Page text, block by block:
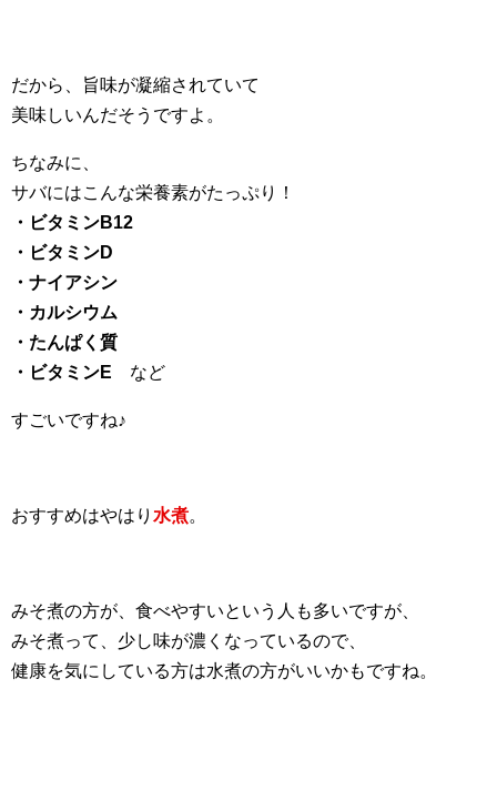
だから、旨味が凝縮されていて
美味しいんだそうですよ。
ちなみに、
サバにはこんな栄養素がたっぷり！
・ビタミンB12
・ビタミンD
・ナイアシン
・カルシウム
・たんぱく質
・ビタミンE など
すごいですね♪
おすすめはやはり 水煮。
みそ煮の方が、食べやすいという人も多いですが、
みそ煮って、少し味が濃くなっているので、
健康を気にしている方は水煮の方がいいかもですね。